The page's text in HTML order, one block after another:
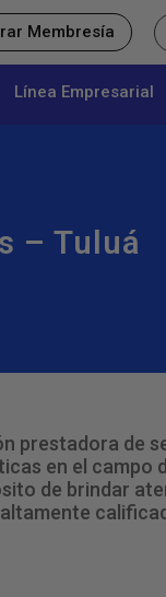
Membresía
Línea Empresarial
– Tuluá
prestadora de
en el campo
de brindar